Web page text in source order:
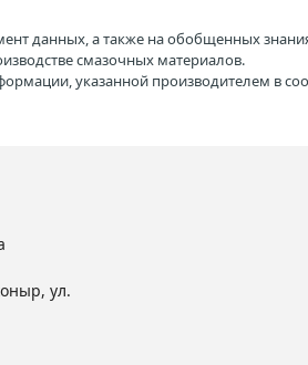
данных, а также на обобщенных
смазочных материалов.
указанной производителем в
ул.